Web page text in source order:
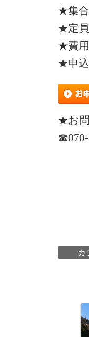
★集合
★定員
★費用
★申込
★お
☎070-
カ